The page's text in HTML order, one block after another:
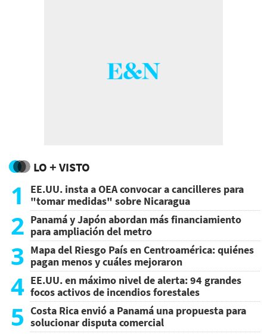
LO + VISTO
1
EE.UU. insta a OEA convocar a cancilleres para
"tomar medidas" sobre Nicaragua
2 Panamá y Japón abordan más financiamiento
para ampliación del metro
3 Mapa del Riesgo País en Centroamérica: quiénes
pagan menos y cuáles mejoraron
4 EE.UU. en máximo nivel de alerta: 94 grandes
focos activos de incendios forestales
5 Costa Rica envió a Panamá una propuesta para
solucionar disputa comercial